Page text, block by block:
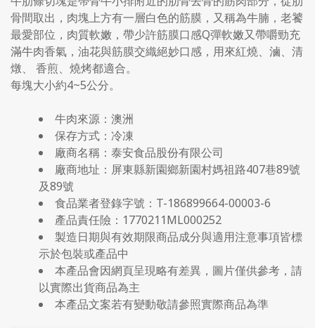
骨間取出，肉塊上方有一層白色的筋膜，又稱為牛腩，老饕
最愛部位，肉質軟嫩，帶少許筋膜口感Q彈軟嫩又帶嚼勁充
滿牛肉香氣，油花與筋膜交織絕妙口感，用來紅燒、滷、清
燉、 香煎、燒烤都適合。
每塊大小約4~5公分。
牛肉來源：澳洲
保存方式：冷凍
廠商名稱：泰安食品股份有限公司
廠商地址：屏東縣新園鄉新園村媽祖路407巷89號
及89號
食品業者登錄字號：T-186899664-00003-6
產品責任險：1770211ML000252
製造日期與有效期限商品成分與適用注意事項皆標
示於包裝或產品中
本產品會因網頁呈現略有差異，圖片僅供參考，請
以實際出貨商品為主
本產品文案若有變動敬請參照實際商品為準